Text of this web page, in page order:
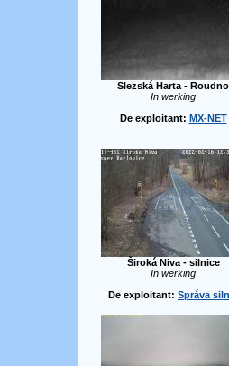
Slezská Harta - Roudno
In werking
De exploitant: MX-NET
Široká Niva - silnice
In werking
De exploitant: Správa